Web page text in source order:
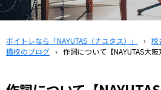
ボイトレなら「NAYUTAS（ナユタス）」 › 校
橋校のブログ › 作詞について【NAYUTAS大阪